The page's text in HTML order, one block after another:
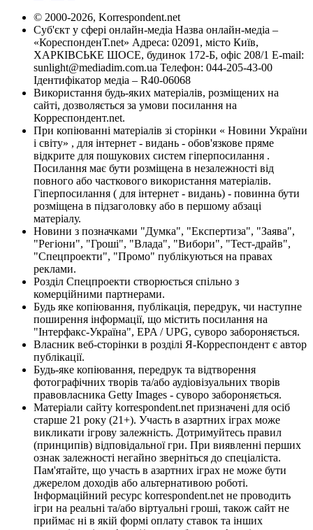
© 2000-2026, Korrespondent.net
Суб'єкт у сфері онлайн-медіа Назва онлайн-медіа –
«КореспонденТ.net» Адреса: 02091, місто Київ,
ХАРКІВСЬКЕ ШОСЕ, будинок 172-Б, офіс 208/1 E-mail:
sunlight@mediadim.com.ua Телефон: 044-205-43-00
Ідентифікатор медіа – R40-06068
Використання будь-яких матеріалів, розміщених на
сайті, дозволяється за умови посилання на
Корреспондент.net.
При копіюванні матеріалів зі сторінки « Новини України
і світу» , для інтернет - видань - обов'язкове пряме
відкрите для пошукових систем гіперпосилання .
Посилання має бути розміщена в незалежності від
повного або часткового використання матеріалів.
Гіперпосилання ( для інтернет - видань) - повинна бути
розміщена в підзаголовку або в першому абзаці
матеріалу.
Новини з позначками "Думка", "Експертиза", "Заява",
"Регіони", "Гроші", "Влада", "Вибори", "Тест-драйв",
"Спецпроекти", "Промо" публікуються на правах
реклами.
Розділ Спецпроекти створюється спільно з
комерційними партнерами.
Будь яке копіювання, публікація, передрук, чи наступне
поширення інформації, що містить посилання на
"Інтерфакс-Україна", EPA / UPG, суворо забороняється.
Власник веб-сторінки в розділі Я-Корреспондент є автор
публікації.
Будь-яке копіювання, передрук та відтворення
фотографічних творів та/або аудіовізуальних творів
правовласника Getty Images - суворо забороняється.
Матеріали сайту korrespondent.net призначені для осіб
старше 21 року (21+). Участь в азартних іграх може
викликати ігрову залежність. Дотримуйтесь правил
(принципів) відповідальної гри. При виявленні перших
ознак залежності негайно зверніться до спеціаліста.
Пам'ятайте, що участь в азартних іграх не може бути
джерелом доходів або альтернативою роботі.
Інформаційний ресурс korrespondent.net не проводить
ігри на реальні та/або віртуальні гроші, також сайт не
приймає ні в якій формі оплату ставок та інших